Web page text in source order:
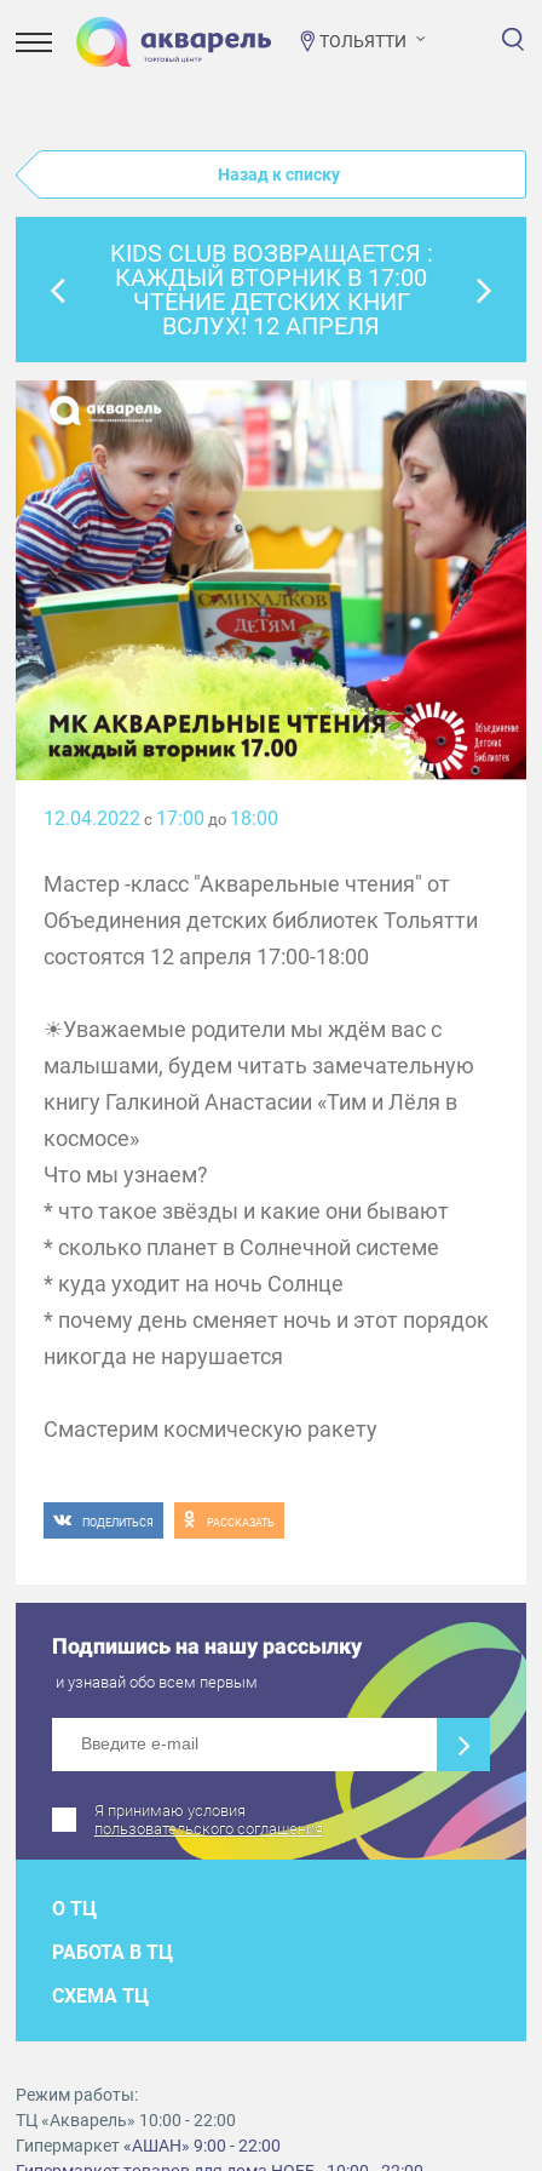
ТОЛЬЯТТИ
Назад к списку
KIDS CLUB ВОЗВРАЩАЕТСЯ :
КАЖДЫЙ ВТОРНИК В 17:00
ЧТЕНИЕ ДЕТСКИХ КНИГ
ВСЛУХ! 12 АПРЕЛЯ
12.04.2022с 17:00 до 18:00
Мастер -класс "Акварельные чтения" от
Объединения детских библиотек Тольятти
состоятся 12 апреля 17:00-18:00
☀Уважаемые родители мы ждём вас с
малышами, будем читать замечательную
книгу Галкиной Анастасии «Тим и Лёля в
космосе»
Что мы узнаем?
* что такое звёзды и какие они бывают
* сколько планет в Солнечной системе
* куда уходит на ночь Солнце
* почему день сменяет ночь и этот порядок
никогда не нарушается
Смастерим космическую ракету
ПОДЕЛИТЬСЯ РАССКАЗАТЬ
Подпишись на нашу рассылку
и узнавай обо всем первым
Я принимаю условия
пользовательского соглашения
О ТЦ
РАБОТА В ТЦ
СХЕМА ТЦ
Режим работы:
ТЦ «Акварель» 10:00 - 22:00
Гипермаркет«АШАН» 9:00 - 22:00